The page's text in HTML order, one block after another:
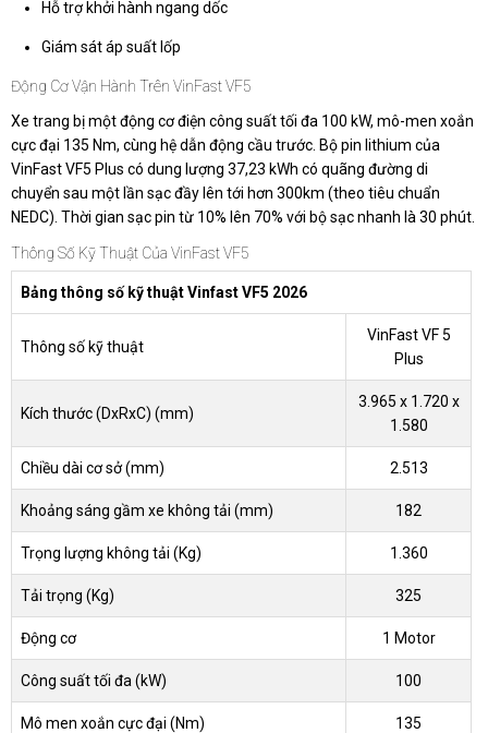
Hỗ trợ khởi hành ngang dốc
Giám sát áp suất lốp
Động Cơ Vận Hành Trên VinFast VF5
Xe trang bị một động cơ điện công suất tối đa 100 kW, mô-men xoắn
cực đại 135 Nm, cùng hệ dẫn động cầu trước. Bộ pin lithium của
VinFast VF5 Plus có dung lượng 37,23 kWh có quãng đường di
chuyển sau một lần sạc đầy lên tới hơn 300km (theo tiêu chuẩn
NEDC). Thời gian sạc pin từ 10% lên 70% với bộ sạc nhanh là 30 phút.
Thông Số Kỹ Thuật Của VinFast VF5
Bảng thông số kỹ thuật Vinfast VF5 2026
Thông số kỹ thuật
VinFast VF 5
Plus
Kích thước (DxRxC) (mm)
3.965 x 1.720 x
1.580
Chiều dài cơ sở (mm) 2.513
Khoảng sáng gầm xe không tải (mm) 182
Trọng lượng không tải (Kg) 1.360
Tải trọng (Kg) 325
Động cơ 1 Motor
Công suất tối đa (kW) 100
Mô men xoắn cực đại (Nm) 135